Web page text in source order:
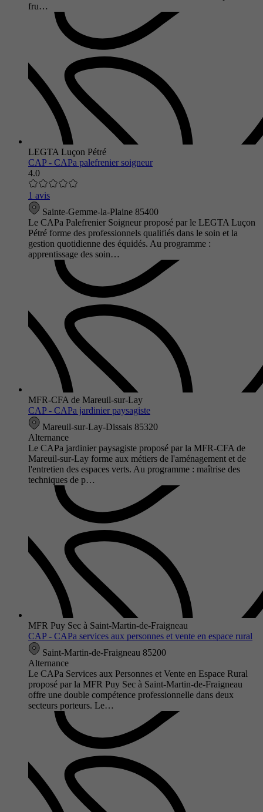
fru…
LEGTA Luçon Pétré
CAP - CAPa palefrenier soigneur
4.0
1 avis
Sainte-Gemme-la-Plaine 85400
Le CAPa Palefrenier Soigneur proposé par le LEGTA Luçon
Pétré forme des professionnels qualifiés dans le soin et la
gestion quotidienne des équidés. Au programme :
apprentissage des soin…
MFR-CFA de Mareuil-sur-Lay
CAP - CAPa jardinier paysagiste
Mareuil-sur-Lay-Dissais 85320
Alternance
Le CAPa jardinier paysagiste proposé par la MFR-CFA de
Mareuil-sur-Lay forme aux métiers de l'aménagement et de
l'entretien des espaces verts. Au programme : maîtrise des
techniques de p…
MFR Puy Sec à Saint-Martin-de-Fraigneau
CAP - CAPa services aux personnes et vente en espace rural
Saint-Martin-de-Fraigneau 85200
Alternance
Le CAPa Services aux Personnes et Vente en Espace Rural
proposé par la MFR Puy Sec à Saint-Martin-de-Fraigneau
offre une double compétence professionnelle dans deux
secteurs porteurs. Le…